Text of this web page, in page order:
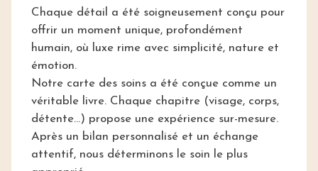
Chaque détail a été soigneusement conçu pour
offrir un moment unique, profondément
humain, où luxe rime avec simplicité, nature et
émotion.
Notre carte des soins a été conçue comme un
véritable livre. Chaque chapitre (visage, corps,
détente…) propose une expérience sur-mesure.
Après un bilan personnalisé et un échange
attentif, nous déterminons le soin le plus